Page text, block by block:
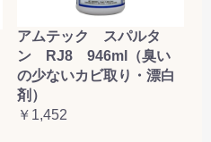
アムテック スパルタ
ン RJ8 946ml（臭い
の少ないカビ取り・漂白
剤）
￥1,452